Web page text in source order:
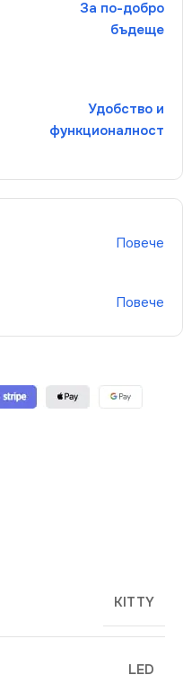
За по-добро
бъдеще
Удобство и
функционалност
Повече
Повече
KITTY
LED